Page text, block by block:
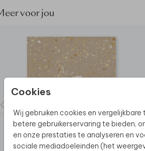
Cookies
Wij gebruiken cookies en vergelijkbare
betere gebruikerservaring te bieden,
en onze prestaties te analyseren en
sociale mediadoeleinden (het
voor jou